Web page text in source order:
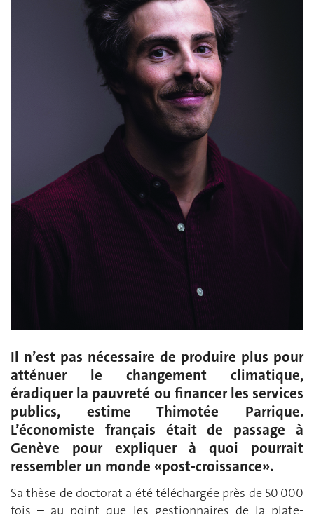
Il n’est pas nécessaire de produire plus pour
atténuer le changement climatique,
éradiquer la pauvreté ou financer les services
publics, estime Thimotée Parrique.
L’économiste français était de passage à
Genève pour expliquer à quoi pourrait
ressembler un monde «post-croissance».
Sa thèse de doctorat a été téléchargée près de 50 000
fois – au point que les gestionnaires de la plate-